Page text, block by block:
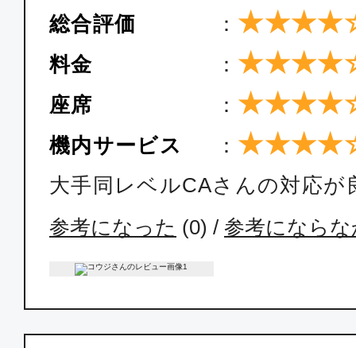
SNA061
普通席
東京(羽田)
15:25
宮崎
普通席
19:15
普通席
東京(羽田)
宮崎
総合評価
：
料金 ：
座席 ：
機内サービス ：
大手同レベルCAさんの対応が
参考になった (0) / 参考になら